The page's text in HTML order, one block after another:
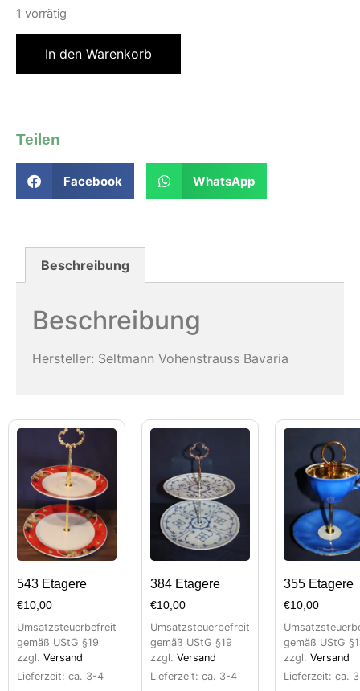
1 vorrätig
In den Warenkorb
Teilen
Facebook WhatsApp
Beschreibung
Beschreibung
Hersteller: Seltmann Vohenstrauss Bavaria
543 Etagere
€10,00
Umsatzsteuerbefreit
gemäß UStG §19
zzgl. Versand
Lieferzeit: ca. 3-4
384 Etagere
€10,00
Umsatzsteuerbefreit
gemäß UStG §19
zzgl. Versand
Lieferzeit: ca. 3-4
355 Etagere
€10,00
gemäß UStG
zzgl. Versand
Lieferzeit: ca.